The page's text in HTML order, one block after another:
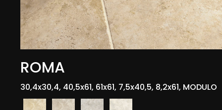
ROMA
30,4x30,4, 40,5x61, 61x61, 7,5x40,5, 8,2x61, MODULO